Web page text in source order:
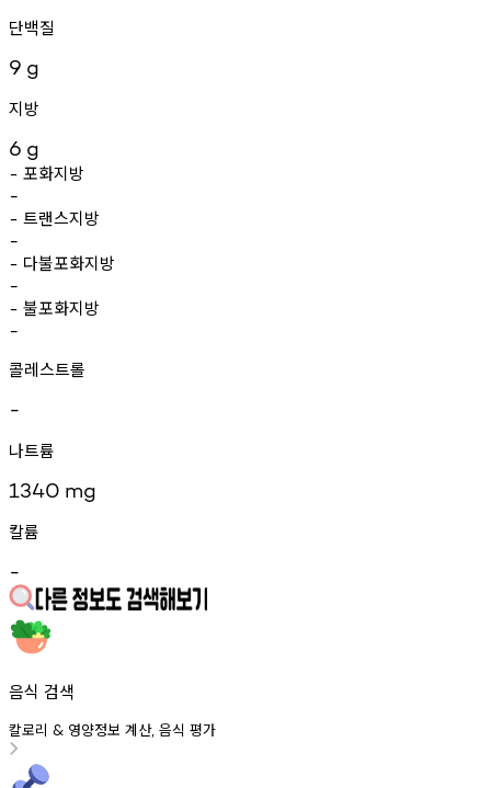
단백질
9 g
지방
6 g
- 포화지방
-
- 트랜스지방
-
- 다불포화지방
-
- 불포화지방
-
콜레스트롤
-
나트륨
1340 mg
칼륨
-
음식 검색
칼로리 & 영양정보 계산, 음식 평가